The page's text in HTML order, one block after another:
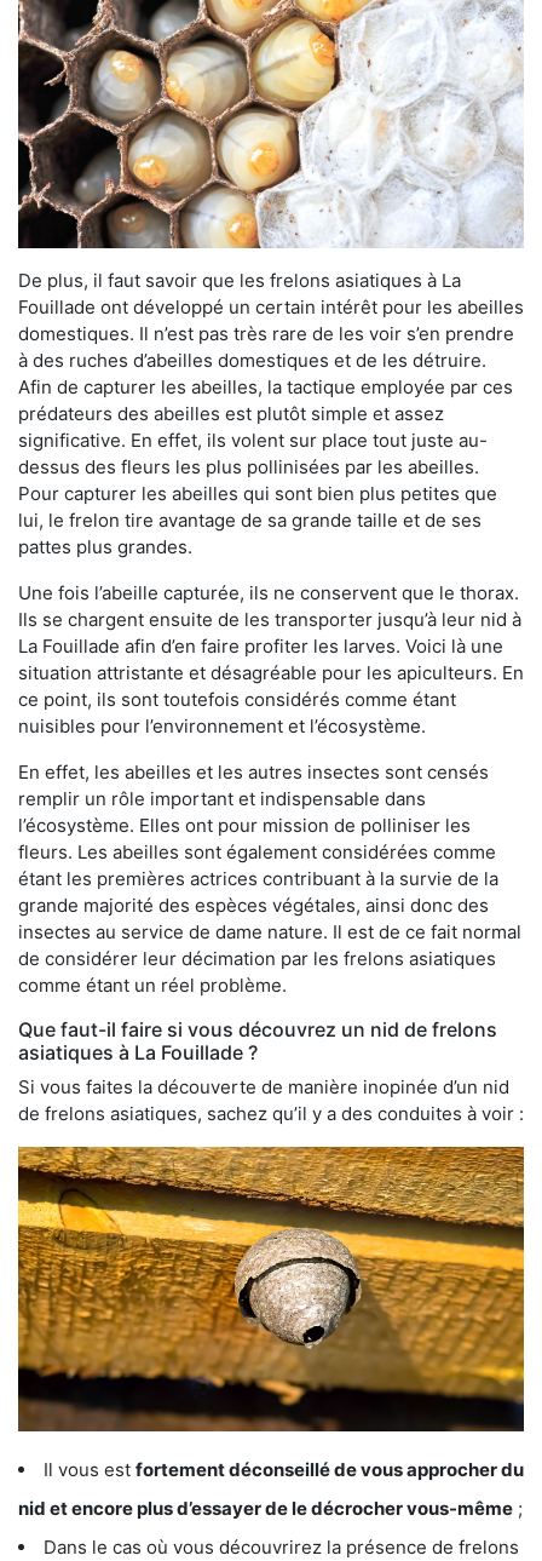
De plus, il faut savoir que les frelons asiatiques à La
Fouillade ont développé un certain intérêt pour les abeilles
domestiques. Il n’est pas très rare de les voir s’en prendre
à des ruches d’abeilles domestiques et de les détruire.
Afin de capturer les abeilles, la tactique employée par ces
prédateurs des abeilles est plutôt simple et assez
significative. En effet, ils volent sur place tout juste au-
dessus des fleurs les plus pollinisées par les abeilles.
Pour capturer les abeilles qui sont bien plus petites que
lui, le frelon tire avantage de sa grande taille et de ses
pattes plus grandes.
Une fois l’abeille capturée, ils ne conservent que le thorax.
Ils se chargent ensuite de les transporter jusqu’à leur nid à
La Fouillade afin d’en faire profiter les larves. Voici là une
situation attristante et désagréable pour les apiculteurs. En
ce point, ils sont toutefois considérés comme étant
nuisibles pour l’environnement et l’écosystème.
En effet, les abeilles et les autres insectes sont censés
remplir un rôle important et indispensable dans
l’écosystème. Elles ont pour mission de polliniser les
fleurs. Les abeilles sont également considérées comme
étant les premières actrices contribuant à la survie de la
grande majorité des espèces végétales, ainsi donc des
insectes au service de dame nature. Il est de ce fait normal
de considérer leur décimation par les frelons asiatiques
comme étant un réel problème.
Que faut-il faire si vous découvrez un nid de frelons
asiatiques à La Fouillade ?
Si vous faites la découverte de manière inopinée d’un nid
de frelons asiatiques, sachez qu’il y a des conduites à voir :
Il vous est fortement déconseillé de vous approcher du
nid et encore plus d’essayer de le décrocher vous-même ;
Dans le cas où vous découvrirez la présence de frelons